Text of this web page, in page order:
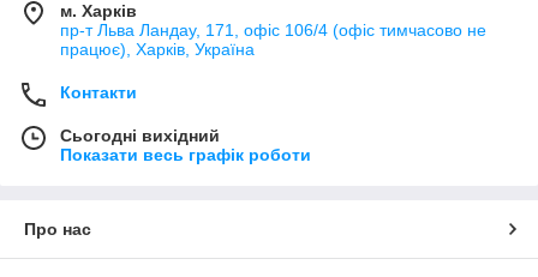
м. Харків
пр-т Льва Ландау, 171, офіс 106/4 (офіс тимчасово не
працює), Харків, Україна
Контакти
Сьогодні вихідний
Показати весь графік роботи
Про нас